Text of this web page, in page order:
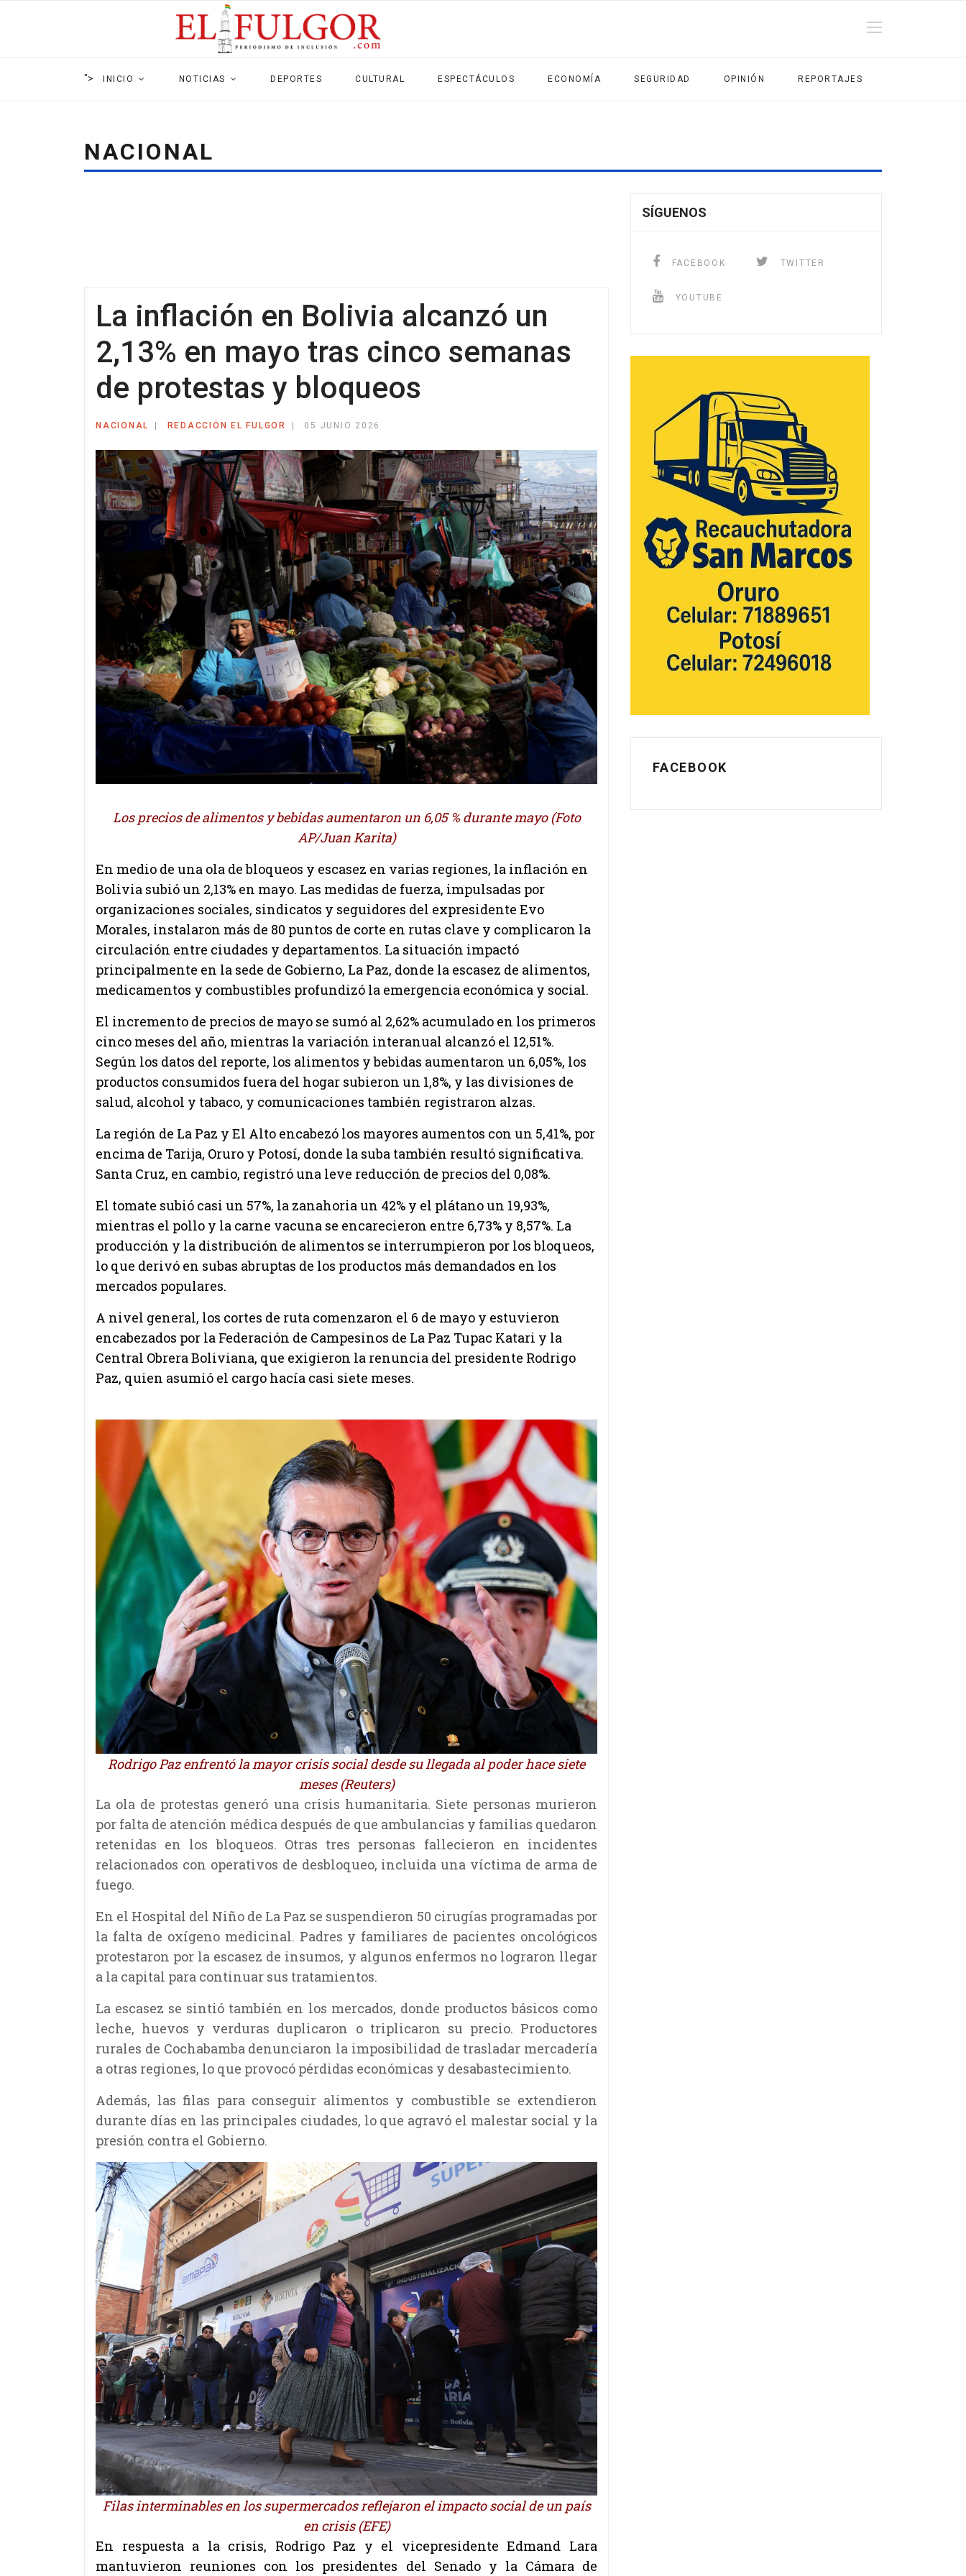
"> INICIO NOTICIAS DEPORTES CULTURAL ESPECTÁCULOS ECONOMÍA SEGURIDAD OPINIÓN REPORTAJES
NACIONAL
La inflación en Bolivia alcanzó un
2,13% en mayo tras cinco semanas
de protestas y bloqueos
NACIONAL REDACCIÓN EL FULGOR 05 JUNIO 2026
Los precios de alimentos y bebidas aumentaron un 6,05 % durante mayo (Foto
AP/Juan Karita)
En medio de una ola de bloqueos y escasez en varias regiones, la inflación en
Bolivia subió un 2,13% en mayo. Las medidas de fuerza, impulsadas por
organizaciones sociales, sindicatos y seguidores del expresidente Evo
Morales, instalaron más de 80 puntos de corte en rutas clave y complicaron la
circulación entre ciudades y departamentos. La situación impactó
principalmente en la sede de Gobierno, La Paz, donde la escasez de alimentos,
medicamentos y combustibles profundizó la emergencia económica y social.
El incremento de precios de mayo se sumó al 2,62% acumulado en los primeros
cinco meses del año, mientras la variación interanual alcanzó el 12,51%.
Según los datos del reporte, los alimentos y bebidas aumentaron un 6,05%, los
productos consumidos fuera del hogar subieron un 1,8%, y las divisiones de
salud, alcohol y tabaco, y comunicaciones también registraron alzas.
La región de La Paz y El Alto encabezó los mayores aumentos con un 5,41%, por
encima de Tarija, Oruro y Potosí, donde la suba también resultó significativa.
Santa Cruz, en cambio, registró una leve reducción de precios del 0,08%.
El tomate subió casi un 57%, la zanahoria un 42% y el plátano un 19,93%,
mientras el pollo y la carne vacuna se encarecieron entre 6,73% y 8,57%. La
producción y la distribución de alimentos se interrumpieron por los bloqueos,
lo que derivó en subas abruptas de los productos más demandados en los
mercados populares.
A nivel general, los cortes de ruta comenzaron el 6 de mayo y estuvieron
encabezados por la Federación de Campesinos de La Paz Tupac Katari y la
Central Obrera Boliviana, que exigieron la renuncia del presidente Rodrigo
Paz, quien asumió el cargo hacía casi siete meses.
Rodrigo Paz enfrentó la mayor crisis social desde su llegada al poder hace siete
meses (Reuters)
La ola de protestas generó una crisis humanitaria. Siete personas murieron
por falta de atención médica después de que ambulancias y familias quedaron
retenidas en los bloqueos. Otras tres personas fallecieron en incidentes
relacionados con operativos de desbloqueo, incluida una víctima de arma de
fuego.
En el Hospital del Niño de La Paz se suspendieron 50 cirugías programadas por
la falta de oxígeno medicinal. Padres y familiares de pacientes oncológicos
protestaron por la escasez de insumos, y algunos enfermos no lograron llegar
a la capital para continuar sus tratamientos.
La escasez se sintió también en los mercados, donde productos básicos como
leche, huevos y verduras duplicaron o triplicaron su precio. Productores
rurales de Cochabamba denunciaron la imposibilidad de trasladar mercadería
a otras regiones, lo que provocó pérdidas económicas y desabastecimiento.
Además, las filas para conseguir alimentos y combustible se extendieron
durante días en las principales ciudades, lo que agravó el malestar social y la
presión contra el Gobierno.
Filas interminables en los supermercados reflejaron el impacto social de un país
en crisis (EFE)
En respuesta a la crisis, Rodrigo Paz y el vicepresidente Edmand Lara
mantuvieron reuniones con los presidentes del Senado y la Cámara de
SÍGUENOS
FACEBOOK TWITTER
YOUTUBE
FACEBOOK